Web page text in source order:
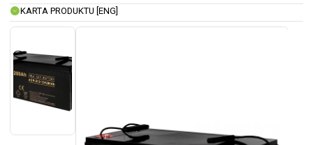
KARTA PRODUKTU [ENG]